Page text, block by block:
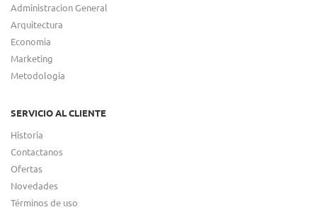
Administracion General
Arquitectura
Economia
Marketing
Metodologia
SERVICIO AL CLIENTE
Historia
Contactanos
Ofertas
Novedades
Términos de uso